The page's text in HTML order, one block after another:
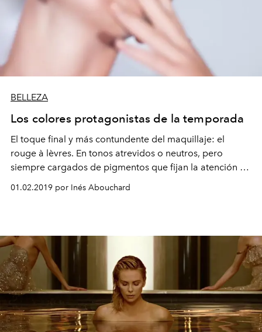
BELLEZA
Los colores protagonistas de la temporada
El toque final y más contundente del maquillaje: el
rouge à lèvres. En tonos atrevidos o neutros, pero
siempre cargados de pigmentos que fijan la atención en
01.02.2019 por Inés Abouchard